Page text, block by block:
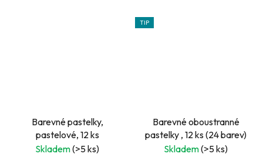
Barevné pastelky,
pastelové, 12 ks
Skladem(>5 ks)
TIP
Barevné oboustranné
pastelky , 12 ks (24 barev)
Skladem(>5 ks)